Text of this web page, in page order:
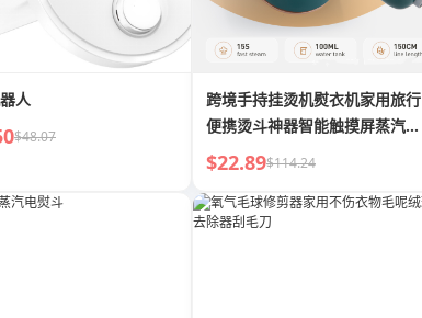
人
$48.07
跨境手持挂烫机熨衣机家用旅行
便携烫斗神器智能触摸屏蒸汽电
熨斗
$22.89$114.24